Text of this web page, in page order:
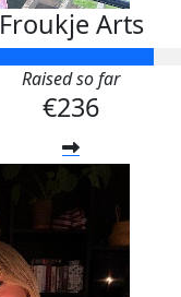
Froukje Arts
Raised so far
€236